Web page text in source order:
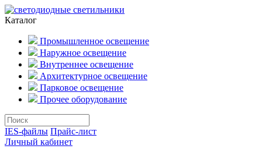
Каталог
Промышленное освещение
Наружное освещение
Внутреннее освещение
Архитектурное освещение
Парковое освещение
Прочее оборудование
IES-файлы Прайс-лист
Личный кабинет